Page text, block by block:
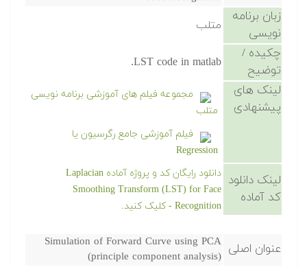
زبان برنامه
نویسی
متلب
چکیده /
توضیح
LST code in matlab.
لینک های
پیشنهادی
مجموعه فیلم های آموزشی برنامه نویسی
متلب
فیلم آموزشی جامع رگرسیون یا
Regression
لینک دانلود
کد آماده
دانلود رایگان کد و پروژه آماده Laplacian
Smoothing Transform (LST) for Face
Recognition - کلیک کنید.
عنوان اصلی Simulation of Forward Curve using PCA
(principle component analysis)